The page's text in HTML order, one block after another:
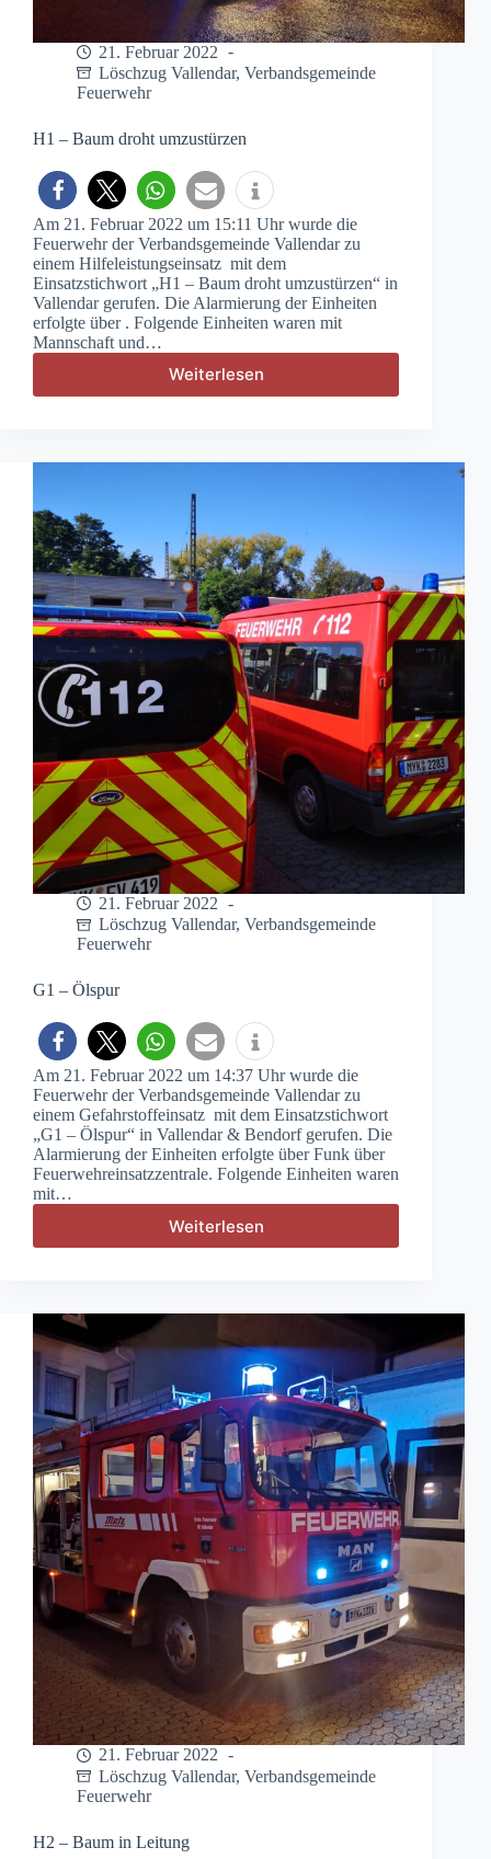
21. Februar 2022
Löschzug Vallendar, Verbandsgemeinde
Feuerwehr
H1 – Baum droht umzustürzen
Am 21. Februar 2022 um 15:11 Uhr wurde die
Feuerwehr der Verbandsgemeinde Vallendar zu
einem Hilfeleistungseinsatz mit dem
Einsatzstichwort „H1 – Baum droht umzustürzen“ in
Vallendar gerufen. Die Alarmierung der Einheiten
erfolgte über . Folgende Einheiten waren mit
Mannschaft und…
Weiterlesen
H1
umzustürzen
21. Februar 2022
Löschzug Vallendar, Verbandsgemeinde
Feuerwehr
G1 – Ölspur
Am 21. Februar 2022 um 14:37 Uhr wurde die
Feuerwehr der Verbandsgemeinde Vallendar zu
einem Gefahrstoffeinsatz mit dem Einsatzstichwort
„G1 – Ölspur“ in Vallendar & Bendorf gerufen. Die
Alarmierung der Einheiten erfolgte über Funk über
Feuerwehreinsatzzentrale. Folgende Einheiten waren
mit…
Weiterlesen
G1
21. Februar 2022
Löschzug Vallendar, Verbandsgemeinde
Feuerwehr
H2 – Baum in Leitung